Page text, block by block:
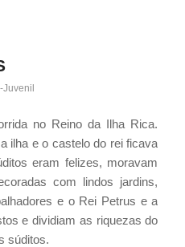
Juvenil
no Reino da Ilha Rica.
ilha e o castelo do rei ficava
eram felizes, moravam
com lindos jardins,
e o Rei Petrus e a
e dividiam as riquezas do
súditos.